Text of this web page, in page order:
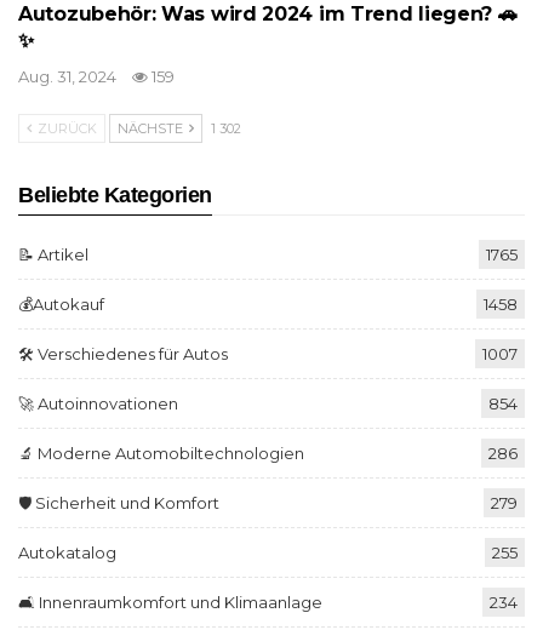
Autozubehör: Was wird 2024 im Trend liegen? 🚗
✨
Aug. 31, 2024 159
ZURÜCK NÄCHSTE 1 302
Beliebte Kategorien
📝 Artikel 1765
💰Autokauf 1458
🛠️ Verschiedenes für Autos 1007
🚀 Autoinnovationen 854
🔬 Moderne Automobiltechnologien 286
🛡️ Sicherheit und Komfort 279
Autokatalog 255
🛋️ Innenraumkomfort und Klimaanlage 234